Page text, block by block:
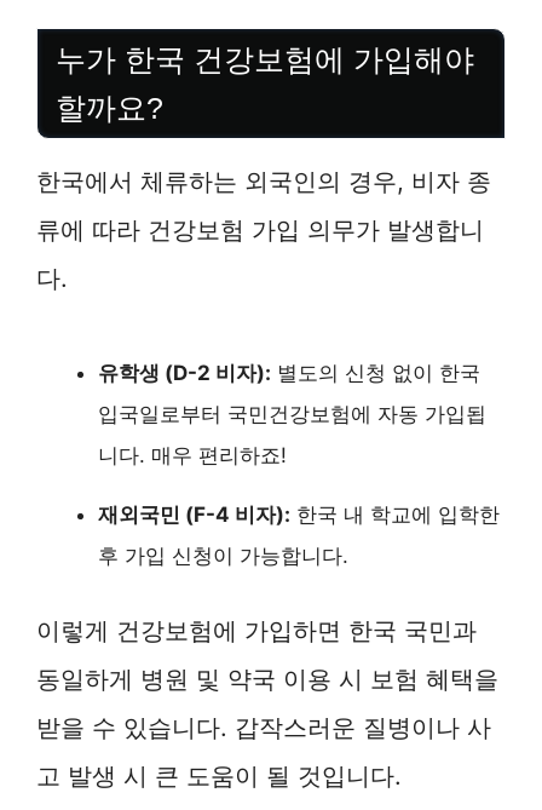
누가 한국 건강보험에 가입해야
할까요?
한국에서 체류하는 외국인의 경우, 비자 종
류에 따라 건강보험 가입 의무가 발생합니
다.
유학생 (D-2 비자): 별도의 신청 없이 한국
입국일로부터 국민건강보험에 자동 가입됩
니다. 매우 편리하죠!
재외국민 (F-4 비자): 한국 내 학교에 입학한
후 가입 신청이 가능합니다.
이렇게 건강보험에 가입하면 한국 국민과
동일하게 병원 및 약국 이용 시 보험 혜택을
받을 수 있습니다. 갑작스러운 질병이나 사
고 발생 시 큰 도움이 될 것입니다.